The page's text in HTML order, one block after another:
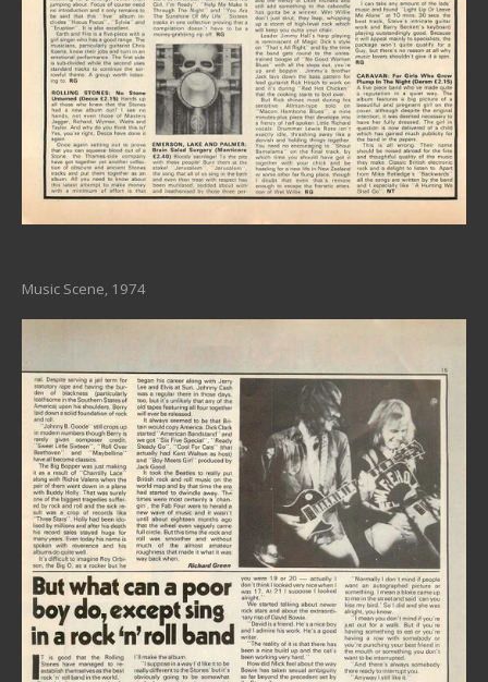
Music Scene, 1974